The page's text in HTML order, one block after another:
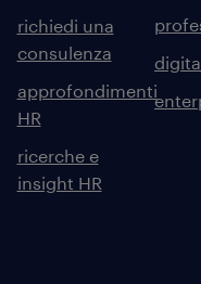
richiedi una
consulenza
approfondimenti
HR
ricerche e
insight HR